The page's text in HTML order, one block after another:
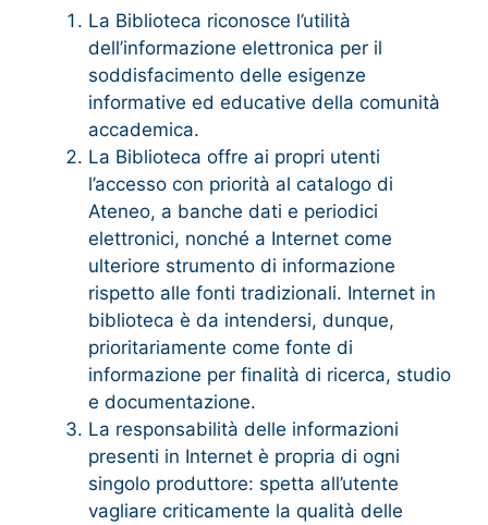
La Biblioteca riconosce l’utilità
dell’informazione elettronica per il
soddisfacimento delle esigenze
informative ed educative della comunità
accademica.
La Biblioteca offre ai propri utenti
l’accesso con priorità al catalogo di
Ateneo, a banche dati e periodici
elettronici, nonché a Internet come
ulteriore strumento di informazione
rispetto alle fonti tradizionali. Internet in
biblioteca è da intendersi, dunque,
prioritariamente come fonte di
informazione per finalità di ricerca, studio
e documentazione.
La responsabilità delle informazioni
presenti in Internet è propria di ogni
singolo produttore: spetta all’utente
vagliare criticamente la qualità delle